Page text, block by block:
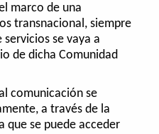
marco de una
transnacional, siempre
se vaya a
de dicha Comunidad
comunicación se
a través de la
que se puede acceder